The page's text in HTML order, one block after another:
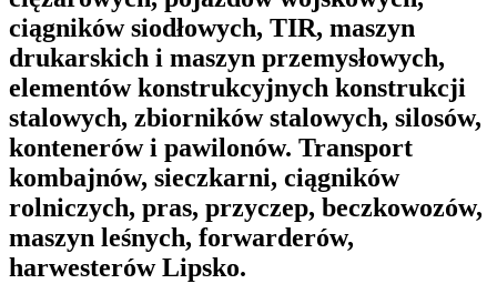
ciągników siodłowych, TIR, maszyn
drukarskich i maszyn przemysłowych,
elementów konstrukcyjnych konstrukcji
stalowych, zbiorników stalowych, silosów,
kontenerów i pawilonów. Transport
kombajnów, sieczkarni, ciągników
rolniczych, pras, przyczep, beczkowozów,
maszyn leśnych, forwarderów,
harwesterów Lipsko.